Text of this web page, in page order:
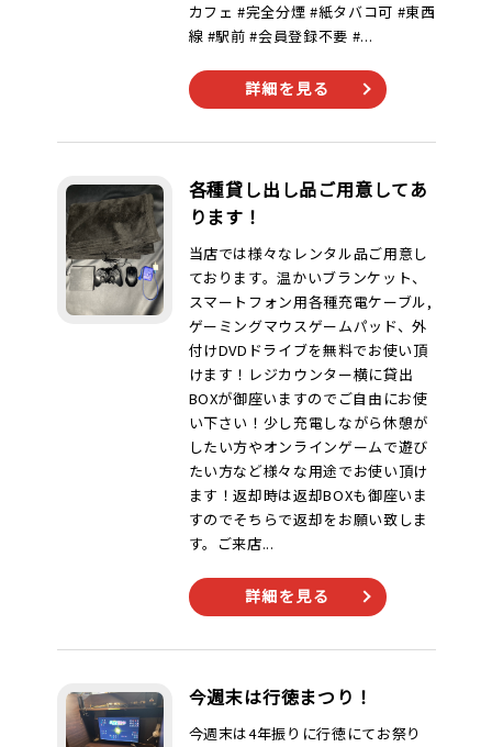
カフェ #完全分煙 #紙タバコ可 #東西
線 #駅前 #会員登録不要 #...
詳細を見る
各種貸し出し品ご用意してあ
ります！
当店では様々なレンタル品ご用意し
ております。温かいブランケット、
スマートフォン用各種充電ケーブル,
ゲーミングマウスゲームパッド、外
付けDVDドライブを無料でお使い頂
けます！レジカウンター横に貸出
BOXが御座いますのでご自由にお使
い下さい！少し充電しながら休憩が
したい方やオンラインゲームで遊び
たい方など様々な用途でお使い頂け
ます！返却時は返却BOXも御座いま
すのでそちらで返却をお願い致しま
す。ご来店...
詳細を見る
今週末は行徳まつり！
今週末は4年振りに行徳にてお祭り